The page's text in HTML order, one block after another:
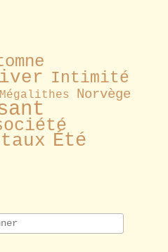
Intimité
Mégalithes Norvège
Été